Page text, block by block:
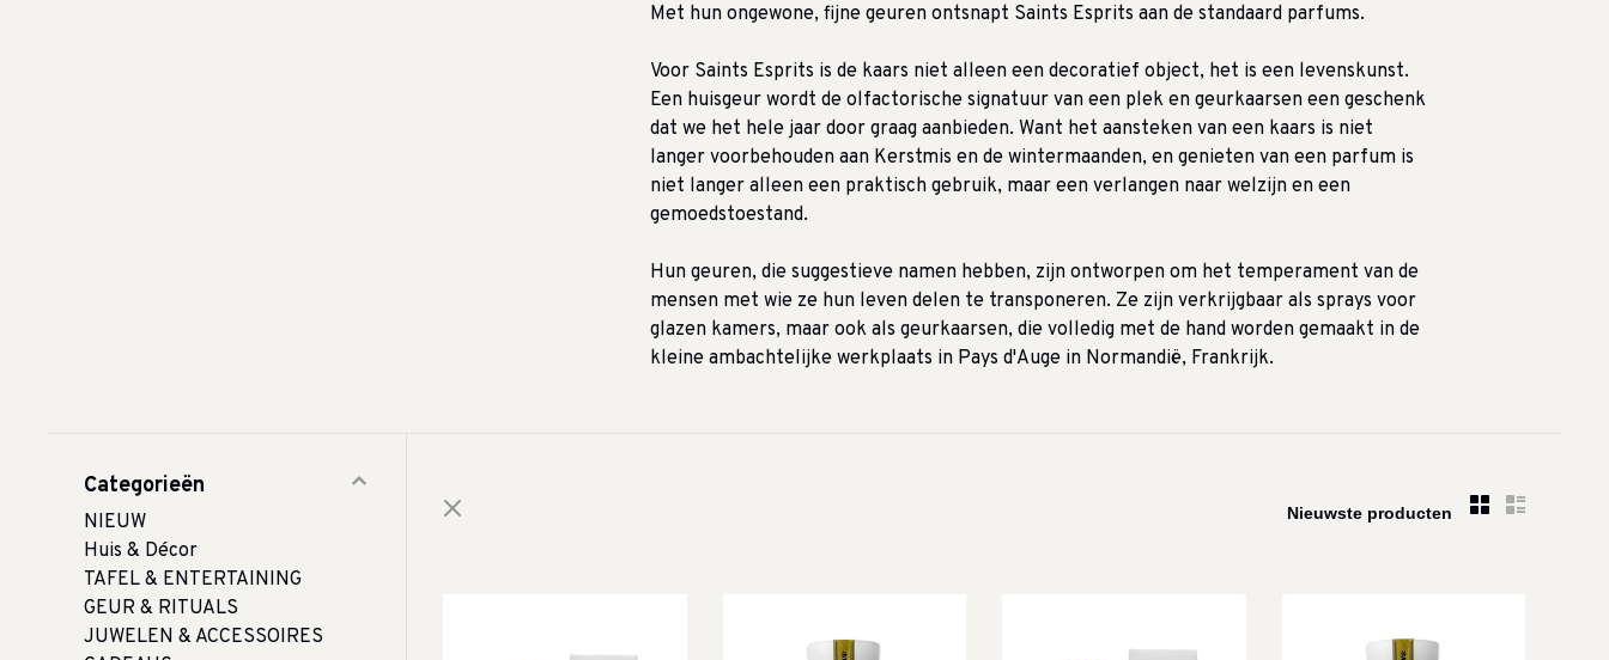
Met hun ongewone, fijne geuren ontsnapt Saints Esprits aan de standaard parfums.
Voor Saints Esprits is de kaars niet alleen een decoratief object, het is een levenskunst.
Een huisgeur wordt de olfactorische signatuur van een plek en geurkaarsen een geschenk
dat we het hele jaar door graag aanbieden. Want het aansteken van een kaars is niet
langer voorbehouden aan Kerstmis en de wintermaanden, en genieten van een parfum is
niet langer alleen een praktisch gebruik, maar een verlangen naar welzijn en een
gemoedstoestand.
Hun geuren, die suggestieve namen hebben, zijn ontworpen om het temperament van de
mensen met wie ze hun leven delen te transponeren. Ze zijn verkrijgbaar als sprays voor
glazen kamers, maar ook als geurkaarsen, die volledig met de hand worden gemaakt in de
kleine ambachtelijke werkplaats in Pays d'Auge in Normandië, Frankrijk.
Categorieën
NIEUW
Huis & Décor
TAFEL & ENTERTAINING
GEUR & RITUALS
JUWELEN & ACCESSOIRES